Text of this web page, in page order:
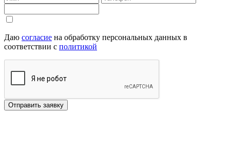
Даю согласие на обработку персональных данных в
соответствии с политикой
Отправить заявку